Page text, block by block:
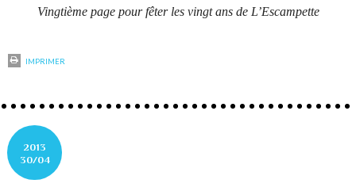
Vingtième page pour fêter les vingt ans de L’Escampette
IMPRIMER
2013
30/04